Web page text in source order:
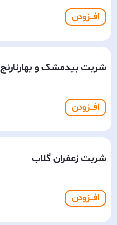
افـــزودن
شربت بیدمشک و بهارنارنج
افـــزودن
شربت زعفران گلاب
افـــزودن